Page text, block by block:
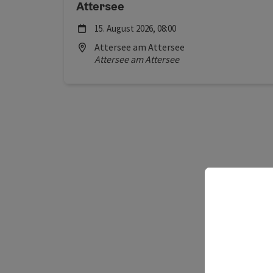
Attersee
Nächster Termin
15. August 2026, 08:00
Attersee am Attersee
Attersee am Attersee